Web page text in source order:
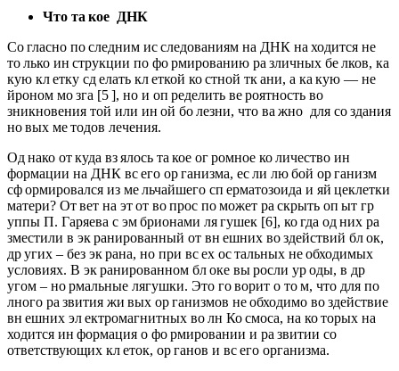
Что та кое ДНК
Со гласно по следним ис следованиям на ДНК на ходится не
то лько ин струкции по фо рмированию ра зличных бе лков, ка
кую кл етку сд елать кл еткой ко стной тк ани, а ка кую — не
йроном мо зга [5 ], но и оп ределить ве роятность во
зникновения той или ин ой бо лезни, что ва жно для со здания
но вых ме тодов лечения.
Од нако от куда вз ялось та кое ог ромное ко личество ин
формации на ДНК вс его ор ганизма, ес ли лю бой ор ганизм
сф ормировался из ме льчайшего сп ерматозоида и яй цеклетки
матери? От вет на эт от во прос по может ра скрыть оп ыт гр
уппы П. Гаряева с эм брионами ля гушек [6], ко гда од них ра
зместили в эк ранированный от вн ешних во здействий бл ок,
др угих – без эк рана, но при вс ех ос тальных не обходимых
условиях. В эк ранированном бл оке вы росли ур оды, в др
угом – но рмальные лягушки. Это го ворит о то м, что для по
лного ра звития жи вых ор ганизмов не обходимо во здействие
вн ешних эл ектромагнитных во лн Ко смоса, на ко торых на
ходится ин формация о фо рмировании и ра звитии со
ответствующих кл еток, ор ганов и вс его организма.